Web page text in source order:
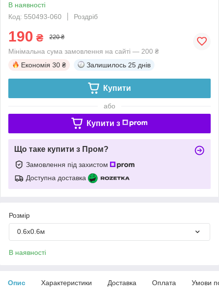
В наявності
Код: 550493-060
Роздріб
190 ₴ 220 ₴
Мінімальна сума замовлення на сайті — 200 ₴
Економія 30 ₴ Залишилось 25 днів
Купити
або
Купити з
Що таке купити з Пром?
Замовлення під захистом
Доступна доставка
Розмір
0.6х0.6м
В наявності
Опис Характеристики Доставка Оплата Умови